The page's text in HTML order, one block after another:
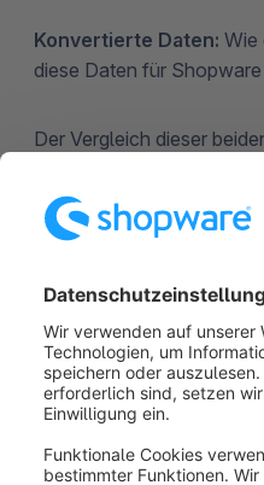
Konvertierte Daten: Wie
diese Daten für
Der Vergleich dieser
bestimmtes Attribut oder
verursacht.
5. Umgang
behebbaren
Fortsetzen